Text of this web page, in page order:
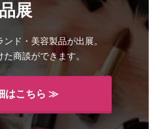
展
ド・美容製品が出展。
商談ができます。
はこちら ≫